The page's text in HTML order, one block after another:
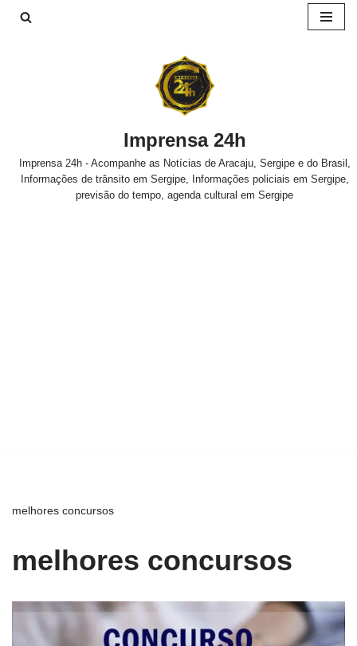
Imprensa 24h
Imprensa 24h - Acompanhe as Notícias de Aracaju, Sergipe e do Brasil,
Informações de trânsito em Sergipe, Informações policiais em Sergipe,
previsão do tempo, agenda cultural em Sergipe
melhores concursos
melhores concursos